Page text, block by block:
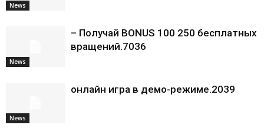
News
News
– Получай BONUS 100 250 бесплатных
вращений.7036
News
онлайн игра в демо-режиме.2039